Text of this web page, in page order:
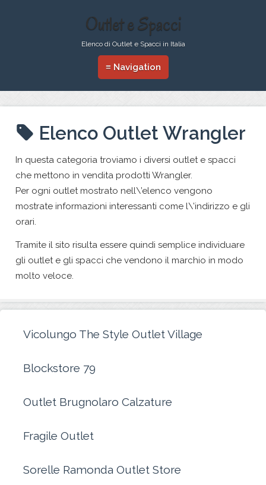
Outlet e Spacci
Elenco di Outlet e Spacci in Italia
≡ Navigation
Elenco Outlet Wrangler
In questa categoria troviamo i diversi outlet e spacci
che mettono in vendita prodotti Wrangler.
Per ogni outlet mostrato nell\’elenco vengono
mostrate informazioni interessanti come l\’indirizzo e gli
orari.
Tramite il sito risulta essere quindi semplice individuare
gli outlet e gli spacci che vendono il marchio in modo
molto veloce.
Vicolungo The Style Outlet Village
Blockstore 79
Outlet Brugnolaro Calzature
Fragile Outlet
Sorelle Ramonda Outlet Store